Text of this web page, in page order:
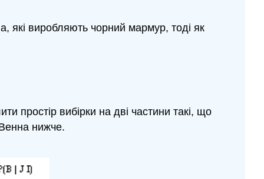
які виробляють чорний мармур, тоді як
простір вибірки на дві частини такі, що
нижче.